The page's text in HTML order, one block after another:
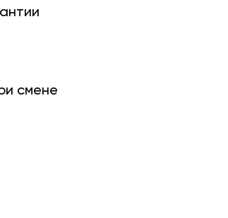
смене